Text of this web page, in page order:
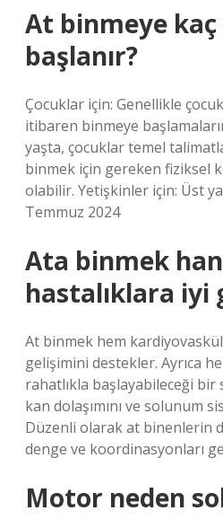
At binmeye kaç
başlanır?
Çocuklar için: Genellikle
itibaren binmeye
yaşta, çocuklar temel
binmek için gereken fiziksel
olabilir. Yetişkinler için: Üst
Temmuz 2024
Ata binmek
hastalıklara iyi
At binmek hem
gelişimini destekler. Ayrıca
rahatlıkla başlayabileceği
kan dolaşımını ve solunum
Düzenli olarak at binenlerin
denge ve koordinasyonları
Motor neden